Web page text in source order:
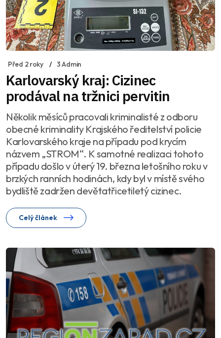
Před 2 roky 3 Admin
Karlovarský kraj: Cizinec
prodával na tržnici pervitin
Několik měsíců pracovali kriminalisté z odboru
obecné kriminality Krajského ředitelství policie
Karlovarského kraje na případu pod krycím
názvem „STROM“. K samotné realizaci tohoto
případu došlo v úterý 19. března letošního roku v
brzkých ranních hodinách, kdy byl v místě svého
bydliště zadržen devětatřicetiletý cizinec.
Celý článek